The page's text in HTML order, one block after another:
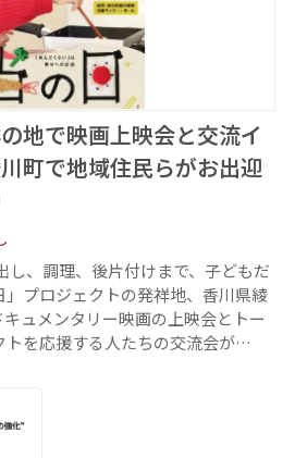
地で映画上映会と交流イ
町で地域住民らがお出迎
、調理、後片付けまで、子どもだ
プロジェクトの発祥地、香川県綾
ュメンタリー映画の上映会とトー
トを応援する人たちの交流会が…